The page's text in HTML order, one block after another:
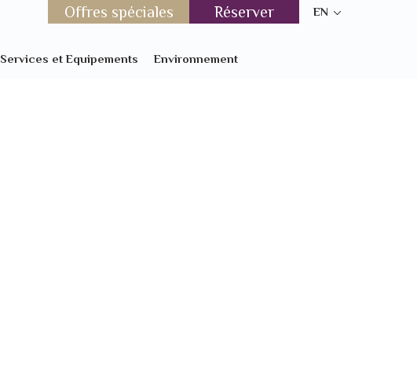
Offres spéciales Réserver EN
Services et Equipements Environnement